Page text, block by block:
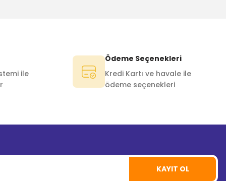
ile
Ödeme Seçenekleri
Kredi Kartı ve havale ile
ödeme seçenekleri
KAYIT OL